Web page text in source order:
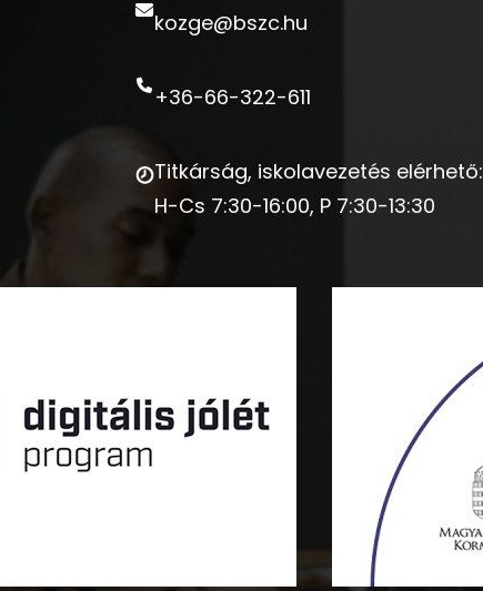
kozge@bszc.hu
+36-66-322-611
Titkárság, iskolavezetés elérhető:
H-Cs 7:30-16:00, P 7:30-13:30